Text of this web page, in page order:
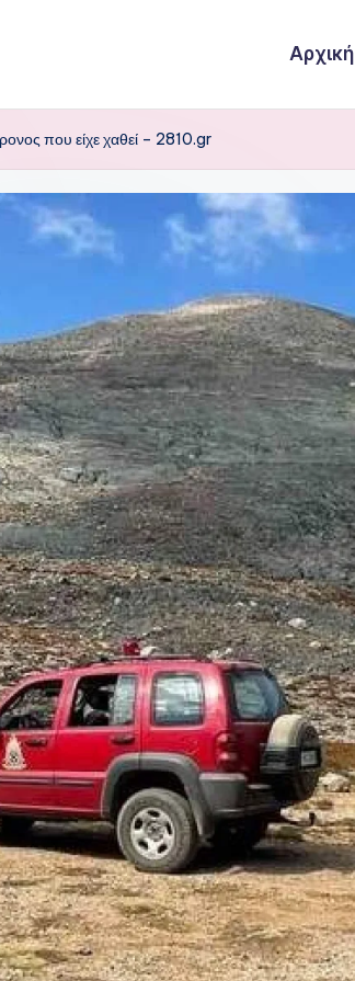
Αρχική
που είχε χαθεί – 2810.gr